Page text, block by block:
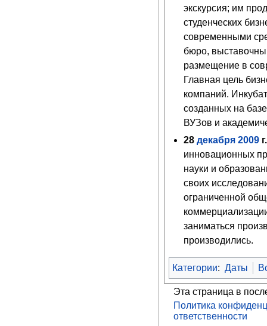
экскурсия; им
студенческих
современными
бюро,
размещение в
Главная цель
компаний.
созданных на
ВУЗов и
28 декабря 2009 г.
инновационных
науки и
своих
ограниченной
заниматься
производились.
Категории: Даты
Эта страница в
Политика
ответственности